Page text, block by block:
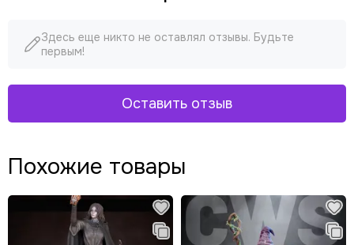
Здесь еще никто не оставлял отзывы. Будьте
первым!
Оставить отзыв
Похожие товары